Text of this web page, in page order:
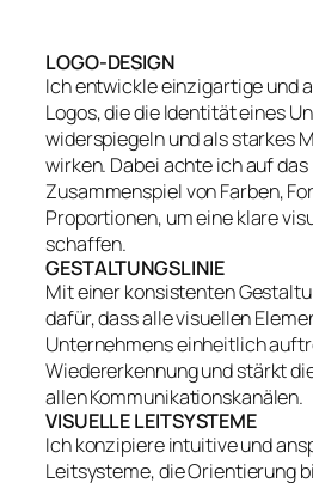
LOGO-DESIGN
Ich entwickle einzigartige und
Logos, die die Identität eines
widerspiegeln und als starkes
wirken. Dabei achte ich auf
Zusammenspiel von Farben,
Proportionen, um eine klare
schaffen.
GESTALTUNGSLINIE
Mit einer konsistenten
dafür, dass alle visuellen
Unternehmens einheitlich
Wiedererkennung und stärkt
allen Kommunikationskanälen.
VISUELLE LEITSYSTEME
Ich konzipiere intuitive und
Leitsysteme, die Orientierung